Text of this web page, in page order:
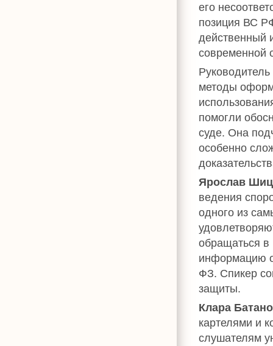
его
позиция ВС
действенный
современной
методы
помогли
суде. Она
особенно
Ярослав
ведения
одного из
обращаться в
информацию
ФЗ. Спикер
защиты.
Клара
картелями и
слушателям